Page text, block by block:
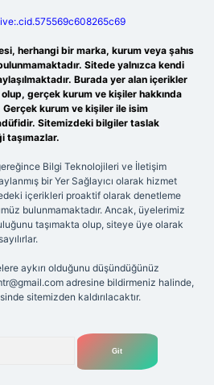
herhangi bir marka, kurum veya şahıs
Sitede yalnızca kendi
Burada yer alan içerikler
gerçek kurum ve kişiler hakkında
Gerçek kurum ve kişiler ile isim
Sitemizdeki bilgiler taslak
taşımazlar.
Bilgi Teknolojileri ve İletişim
bir Yer Sağlayıcı olarak hizmet
içerikleri proaktif olarak denetleme
bulunmamaktadır. Ancak, üyelerimiz
taşımakta olup, siteye üye olarak
aykırı olduğunu düşündüğünüz
adresine bildirmeniz halinde,
sitemizden kaldırılacaktır.